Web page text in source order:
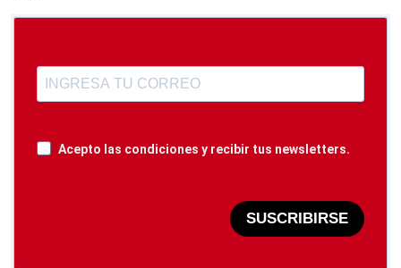
Acepto las condiciones y recibir tus newsletters.
SUSCRIBIRSE